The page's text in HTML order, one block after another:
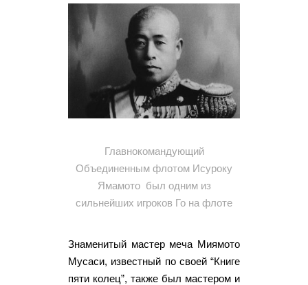
Главнокомандующий
Объединенным флотом Исуроку
Ямамото был одним из
сильнейших игроков Го на флоте
Знаменитый мастер меча Миямото
Мусаси, известный по своей “Книге
пяти колец”, также был мастером и